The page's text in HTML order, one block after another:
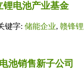
锂电池产业基金
键字: 储能企业, 赣锋
池销售新子公司